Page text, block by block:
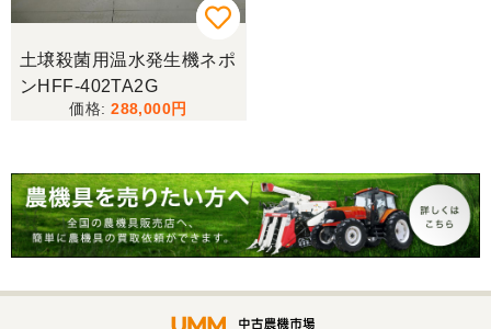
写真と現物が違いすぎる
三重県／谷本勝美
三重県／谷本勝美
こちらの、対応、も、よくして、くれました。
土壌殺菌用温水発生機ネポ
ンHFF-402TA2G
288,000